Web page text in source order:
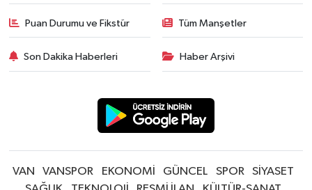
Puan Durumu ve Fikstür Tüm Manşetler
Son Dakika Haberleri Haber Arşivi
VAN VANSPOR EKONOMİ GÜNCEL SPOR
SİYASET